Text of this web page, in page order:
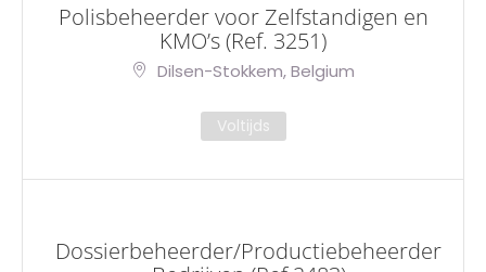
Polisbeheerder voor Zelfstandigen en
KMO’s (Ref. 3251)
Dilsen-Stokkem, Belgium
Voltijds
Dossierbeheerder/Productiebeheerder